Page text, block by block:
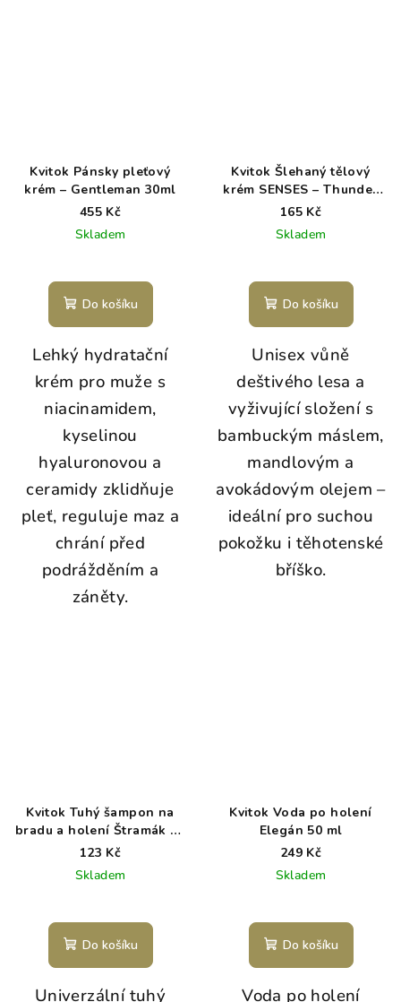
Kvitok Pánsky pleťový
krém – Gentleman 30ml
455 Kč
Skladem
Do košíku
Lehký hydratační
krém pro muže s
niacinamidem,
kyselinou
hyaluronovou a
ceramidy zklidňuje
pleť, reguluje maz a
chrání před
podrážděním a
záněty.
Kvitok Šlehaný tělový
krém SENSES – Thunder
60ml
165 Kč
Skladem
Do košíku
Unisex vůně
deštivého lesa a
vyživující složení s
bambuckým máslem,
mandlovým a
avokádovým olejem –
ideální pro suchou
pokožku i těhotenské
bříško.
Kvitok Tuhý šampon na
bradu a holení Štramák 25
g
123 Kč
Skladem
Do košíku
Univerzální tuhý
Kvitok Voda po holení
Elegán 50 ml
249 Kč
Skladem
Do košíku
Voda po holení